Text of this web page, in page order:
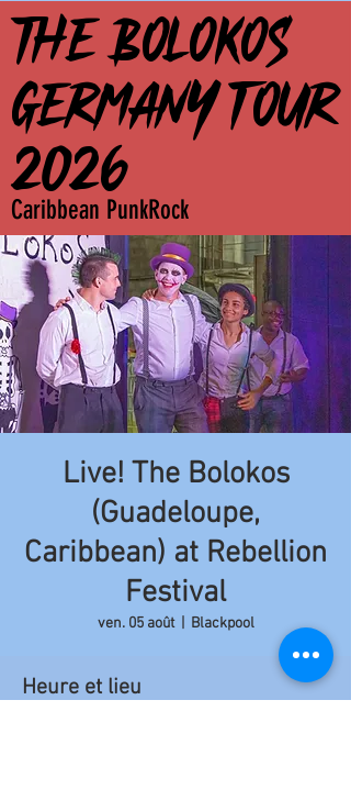
Caribbean PunkRock
THE BOLOKOS
GERMANY TOUR
2026
THE BOLOKOS
GERMANY TOUR
2026
Live! The Bolokos
(Guadeloupe,
Caribbean) at Rebellion
Festival
ven. 05 août
  |
Blackpool
Heure et lieu